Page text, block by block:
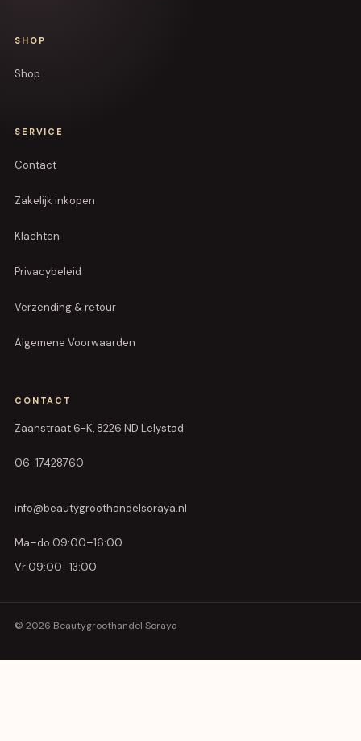
SHOP
Shop
SERVICE
Contact
Zakelijk inkopen
Klachten
Privacybeleid
Verzending & retour
Algemene Voorwaarden
CONTACT
Zaanstraat 6-K, 8226 ND Lelystad
06-17428760
info@beautygroothandelsoraya.nl
Ma–do 09:00–16:00
Vr 09:00–13:00
© 2026 Beautygroothandel Soraya